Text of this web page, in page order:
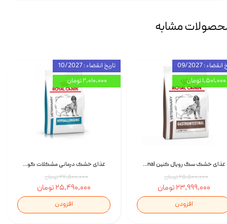
مشابه
غذای خشک درمانی مشکلات گوارشی سگ رویال کنین Royal Canin Hypoallergenic وزن 7 کیلوگرم | پت استوک
۲۷,۵۰۰,۰۰۰ تومان
۲۵,۴۹۰,۰۰۰ تومان
افزودن
تاریخ انقضاء : 10/2027
۲,۰۱۰,۰۰۰ تومان
غذای خشک سگ رویال کنین Royal Canin Gastrointestinal وزن 7.5 کیلوگرم | پت استوک
۲۵,۵۰۰,۰۰۰ تومان
۲۳,۹۹۹,۰۰۰ تومان
افزودن
: 09/2027
۱,۵۰۱,۰۰۰ تومان